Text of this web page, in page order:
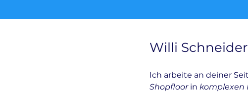
Willi Schneider
Ich arbeite an deiner
Shopfloorin komplexen